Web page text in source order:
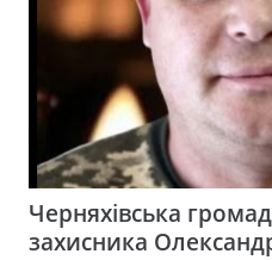
Черняхівська
захисника